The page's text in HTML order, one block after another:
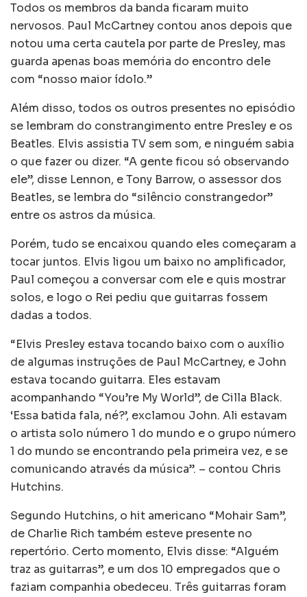
Todos os membros da banda ficaram muito
nervosos. Paul McCartney contou anos depois que
notou uma certa cautela por parte de Presley, mas
guarda apenas boas memória do encontro dele
com “nosso maior ídolo.”
Além disso, todos os outros presentes no episódio
se lembram do constrangimento entre Presley e os
Beatles. Elvis assistia TV sem som, e ninguém sabia
o que fazer ou dizer. “A gente ficou só observando
ele”, disse Lennon, e Tony Barrow, o assessor dos
Beatles, se lembra do “silêncio constrangedor”
entre os astros da música.
Porém, tudo se encaixou quando eles começaram a
tocar juntos. Elvis ligou um baixo no amplificador,
Paul começou a conversar com ele e quis mostrar
solos, e logo o Rei pediu que guitarras fossem
dadas a todos.
“Elvis Presley estava tocando baixo com o auxílio
de algumas instruções de Paul McCartney, e John
estava tocando guitarra. Eles estavam
acompanhando “You’re My World”, de Cilla Black.
‘Essa batida fala, né?’, exclamou John. Ali estavam
o artista solo número 1 do mundo e o grupo número
1 do mundo se encontrando pela primeira vez, e se
comunicando através da música”. – contou Chris
Hutchins.
Segundo Hutchins, o hit americano “Mohair Sam”,
de Charlie Rich também esteve presente no
repertório. Certo momento, Elvis disse: “Alguém
traz as guitarras”, e um dos 10 empregados que o
faziam companhia obedeceu. Três guitarras foram